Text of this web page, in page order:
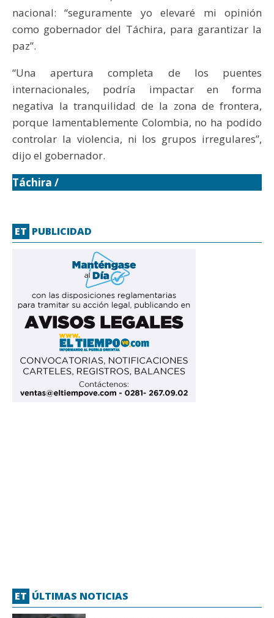
nacional: “seguramente yo elevaré mi opinión
como gobernador del Táchira, para garantizar la
paz”.
“Una apertura completa de los puentes
internacionales, podría impactar en forma
negativa la tranquilidad de la zona de frontera,
porque lamentablemente Colombia, no ha podido
controlar la violencia, ni los grupos irregulares”,
dijo el gobernador.
Táchira /
ET PUBLICIDAD
ET ÚLTIMAS NOTICIAS